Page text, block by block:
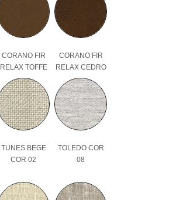
CORANO FIR
RELAX TOFFE
CORANO FIR
RELAX CEDRO
TUNES BEGE
COR 02
TOLEDO COR
08